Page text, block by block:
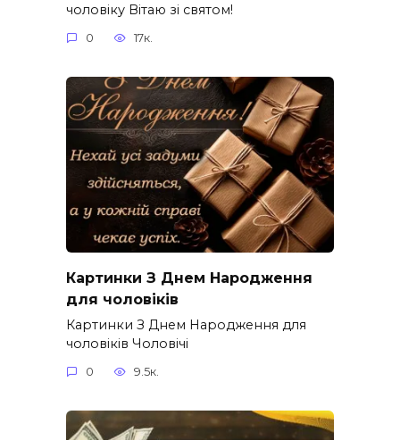
чоловіку Вітаю зі святом!
0 17к.
Картинки З Днем Народження
для чоловіків​
Картинки З Днем Народження для
чоловіків​ Чоловічі
0 9.5к.